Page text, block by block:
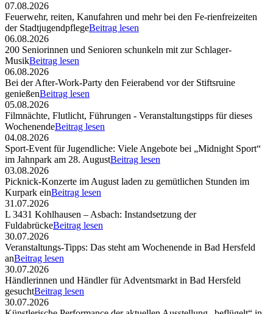
07.08.2026
Feuerwehr, reiten, Kanufahren und mehr bei den Fe-rienfreizeiten
der StadtjugendpflegeBeitrag lesen
06.08.2026
200 Seniorinnen und Senioren schunkeln mit zur Schlager-
MusikBeitrag lesen
06.08.2026
Bei der After-Work-Party den Feierabend vor der Stiftsruine
genießenBeitrag lesen
05.08.2026
Filmnächte, Flutlicht, Führungen - Veranstaltungstipps für dieses
WochenendeBeitrag lesen
04.08.2026
Sport-Event für Jugendliche: Viele Angebote bei „Midnight Sport“
im Jahnpark am 28. AugustBeitrag lesen
03.08.2026
Picknick-Konzerte im August laden zu gemütlichen Stunden im
Kurpark einBeitrag lesen
31.07.2026
L 3431 Kohlhausen – Asbach: Instandsetzung der
FuldabrückeBeitrag lesen
30.07.2026
Veranstaltungs-Tipps: Das steht am Wochenende in Bad Hersfeld
anBeitrag lesen
30.07.2026
Händlerinnen und Händler für Adventsmarkt in Bad Hersfeld
gesuchtBeitrag lesen
30.07.2026